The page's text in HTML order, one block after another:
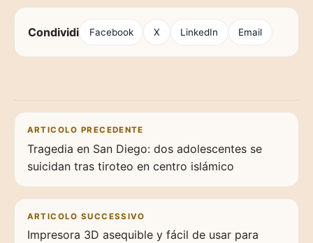
Condividi Facebook X LinkedIn Email
Navigazione articoli
ARTICOLO PRECEDENTE
Tragedia en San Diego: dos adolescentes se
suicidan tras tiroteo en centro islámico
ARTICOLO SUCCESSIVO
Impresora 3D asequible y fácil de usar para